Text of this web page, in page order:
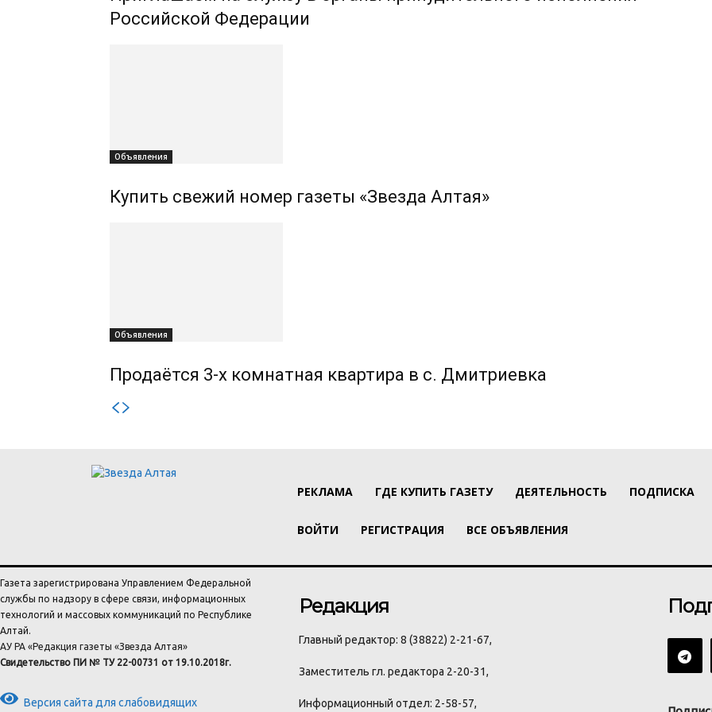
Российской Федерации
Объявления
Купить свежий номер газеты «Звезда Алтая»
Объявления
Продаётся 3-х комнатная квартира в с. Дмитриевка
РЕКЛАМА ГДЕ КУПИТЬ ГАЗЕТУ ДЕЯТЕЛЬНОСТЬ ПОДПИСКА
ВОЙТИ РЕГИСТРАЦИЯ ВСЕ ОБЪЯВЛЕНИЯ
Газета зарегистрирована Управлением Федеральной
службы по надзору в сфере связи, информационных
технологий и массовых коммуникаций по Республике
Алтай.
АУ РА «Редакция газеты «Звезда Алтая»
Свидетельство ПИ № ТУ 22-00731 от 19.10.2018г.
Версия сайта для слабовидящих
Редакция
Главный редактор: 8 (38822) 2-21-67,
Заместитель гл. редактора 2-20-31,
Информационный отдел: 2-58-57,